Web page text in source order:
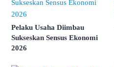
Pelaku Usaha Diimbau
Sukseskan Sensus Ekonomi
2026